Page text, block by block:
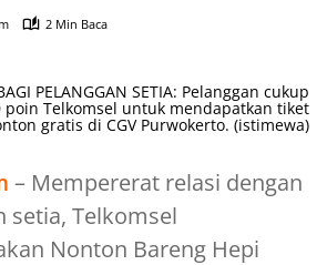
2 Min Baca
PELANGGAN SETIA: Pelanggan cukup
poin Telkomsel untuk mendapatkan tiket
gratis di CGV Purwokerto. (istimewa)
– Mempererat relasi dengan
setia, Telkomsel
Nonton Bareng Hepi